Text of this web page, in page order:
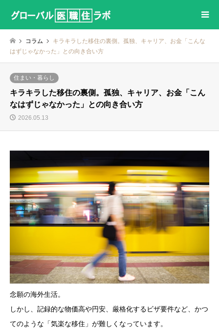
コラム
キラキラした移住の裏側。孤独、キャリア、お金「こんな
はずじゃなかった」との向き合い方
住まい・暮らし
キラキラした移住の裏側。孤独、キャリア、お金「こん
なはずじゃなかった」との向き合い方
2026.05.13
念願の海外生活。
しかし、記録的な物価高や円安、厳格化するビザ要件など、かつ
てのような「気楽な移住」が難しくなっています。